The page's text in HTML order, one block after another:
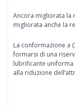
Ancora migliorata la
migliorata anche la
La conformazione a
formarsi di una
lubrificante
alla riduzione